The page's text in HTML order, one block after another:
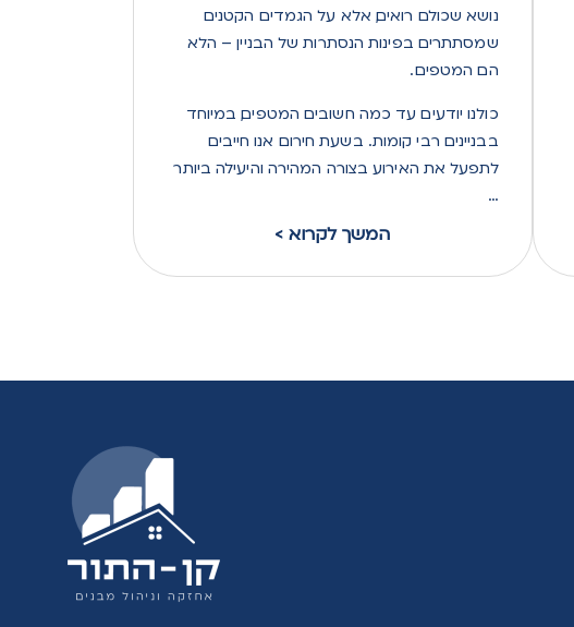
נושא שכולם רואים, אלא על הגמדים הקטנים
שמסתתרים בפינות הנסתרות של הבניין – הלא
הם המטפים .
כולנו יודעים עד כמה חשובים המטפים, במיוחד
בבניינים רבי קומות. בשעת חירום אנו חייבים
לתפעל את האירוע בצורה המהירה והיעילה ביותר
…
< המשך לקרוא